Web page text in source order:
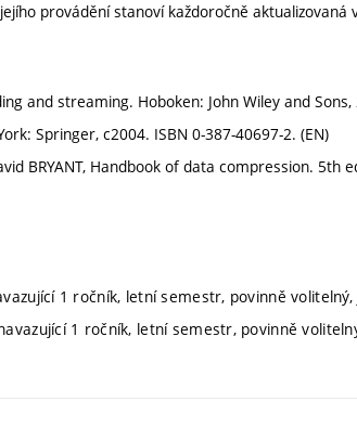
provádění stanoví každoročně
and streaming. Hoboken: John Wiley and
Springer, c2004. ISBN 0-387-40697-2. (EN)
BRYANT, Handbook of data compression. 5th
1 ročník, letní semestr, povinně
1 ročník, letní semestr, povinně